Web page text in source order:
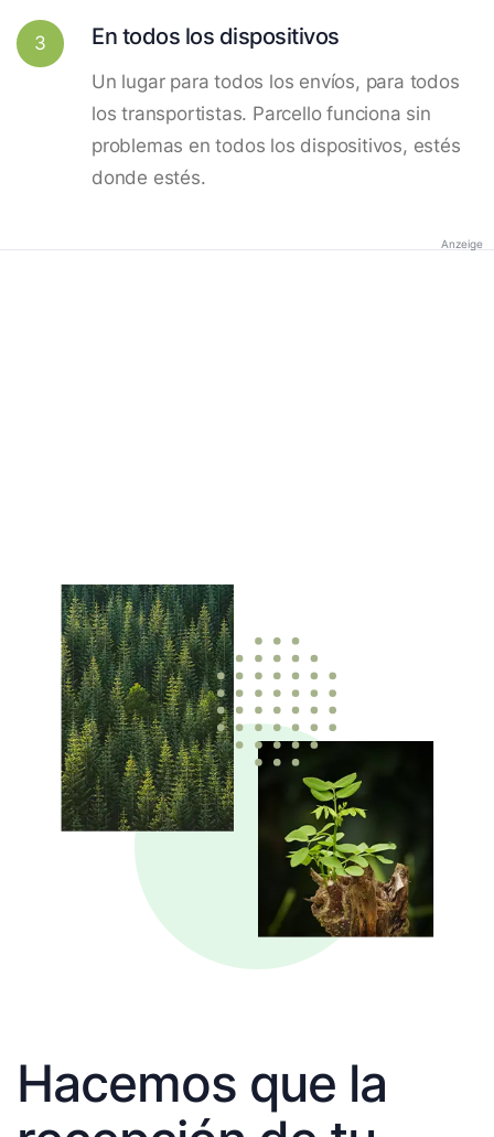
3 En todos los dispositivos
Un lugar para todos los envíos, para todos
los transportistas. Parcello funciona sin
problemas en todos los dispositivos, estés
donde estés.
Anzeige
Hacemos que la